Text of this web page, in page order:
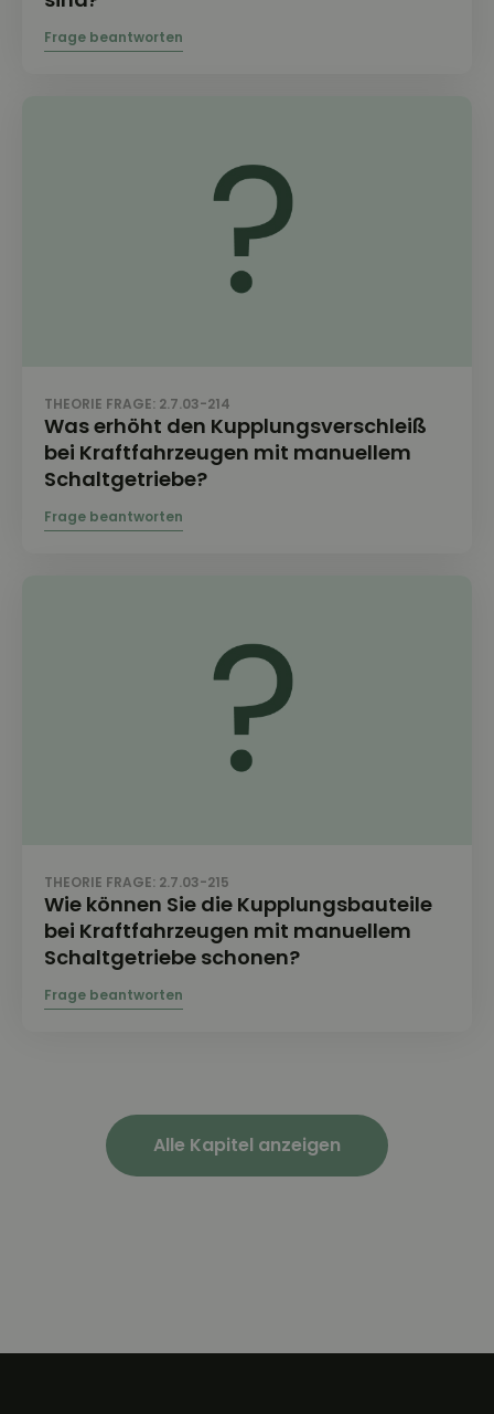
THEORIE FRAGE: 2.7.03-214
Was erhöht den Kupplungsverschleiß
bei Kraftfahrzeugen mit manuellem
Schaltgetriebe?
THEORIE FRAGE: 2.7.03-215
Wie können Sie die Kupplungsbauteile
bei Kraftfahrzeugen mit manuellem
Schaltgetriebe schonen?
Alle Kapitel anzeigen